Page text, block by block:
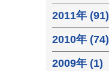
2011年 (91)
2010年 (74)
2009年 (1)